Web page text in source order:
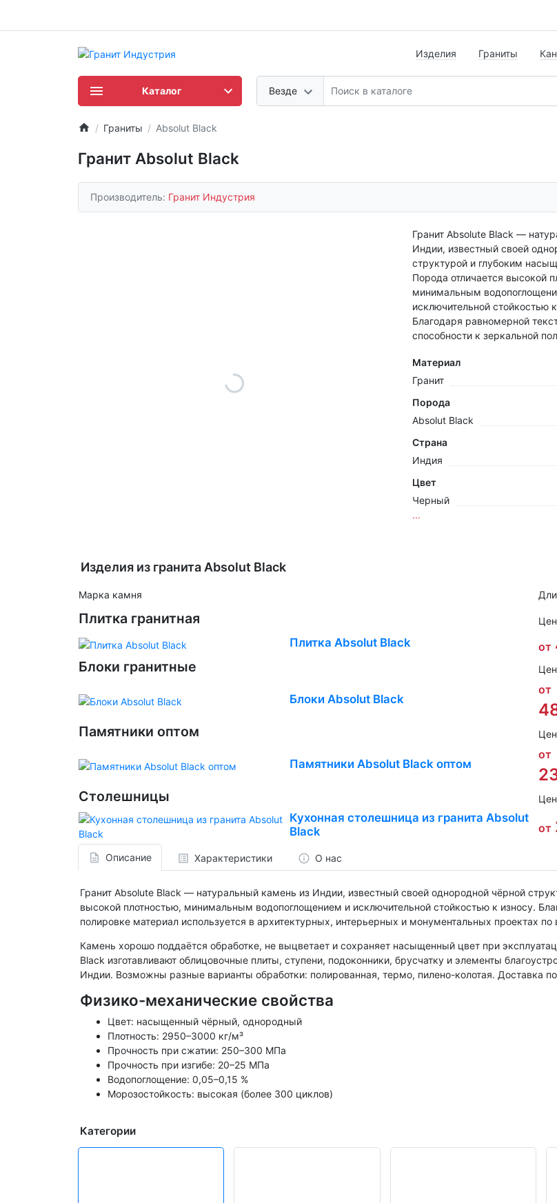
Везде
Изделия Граниты
Каталог
Граниты Absolut Black
Гранит Absolut Black
Производитель: Гранит Индустрия
Гранит Absolute Black —
Индии, известный своей
структурой и глубоким
Порода отличается высокой
минимальным
исключительной стойкостью
Благодаря равномерной
способности к зеркальной
Материал
Гранит
Порода
Absolut Black
Страна
Индия
Цвет
Черный
...
Изделия из гранита Absolut Black
Марка камня
Плитка гранитная
Плитка Absolut Black от
Блоки гранитные
Блоки Absolut Black
от
Памятники оптом
Памятники Absolut Black оптом
от
Столешницы
Кухонная столешница из гранита Absolut
Black
от
Описание Характеристики О нас
Гранит Absolute Black — натуральный камень из Индии, известный своей однородной чёрной
высокой плотностью, минимальным водопоглощением и исключительной стойкостью к износу.
полировке материал используется в архитектурных, интерьерных и монументальных проектах
Камень хорошо поддаётся обработке, не выцветает и сохраняет насыщенный цвет при
Black изготавливают облицовочные плиты, ступени, подоконники, брусчатку и элементы
Индии. Возможны разные варианты обработки: полированная, термо, пилено-колотая. Доставка
Физико-механические свойства
Цвет: насыщенный чёрный, однородный
Плотность: 2950–3000 кг/м³
Прочность при сжатии: 250–300 МПа
Прочность при изгибе: 20–25 МПа
Водопоглощение: 0,05–0,15 %
Морозостойкость: высокая (более 300 циклов)
Категории